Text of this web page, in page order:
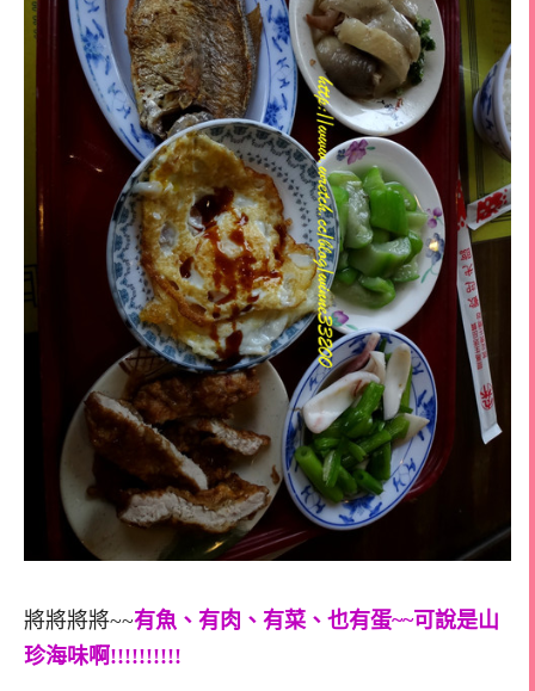
將將將將~~有魚、有肉、有菜、也有蛋~~可說是山
珍海味啊!!!!!!!!!!